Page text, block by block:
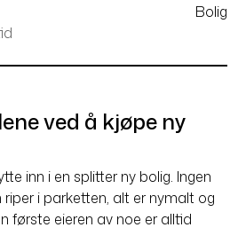
Bolig
ved å kjøpe ny
inn i en splitter ny bolig. Ingen
riper i parketten, alt er nymalt og
første eieren av noe er alltid